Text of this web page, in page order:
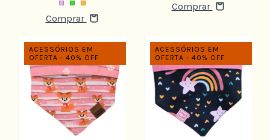
Comprar
Comprar
ACESSÓRIOS EM
OFERTA - 40% OFF
ACESSÓRIOS EM
OFERTA - 40% OFF